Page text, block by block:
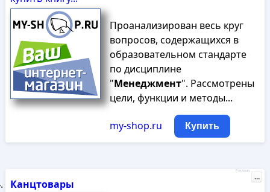
Проанализирован весь круг
вопросов, содержащихся в
образовательном стандарте
по дисциплине
"Менеджмент". Рассмотрены
цели, функции и методы...
my-shop.ru Купить
Канцтовары
Реклама
...